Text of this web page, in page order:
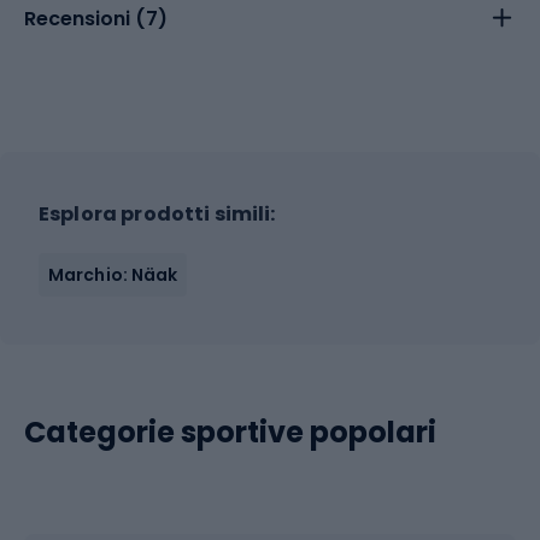
Recensioni (7)
Esplora prodotti simili:
Marchio: Näak
Categorie sportive popolari